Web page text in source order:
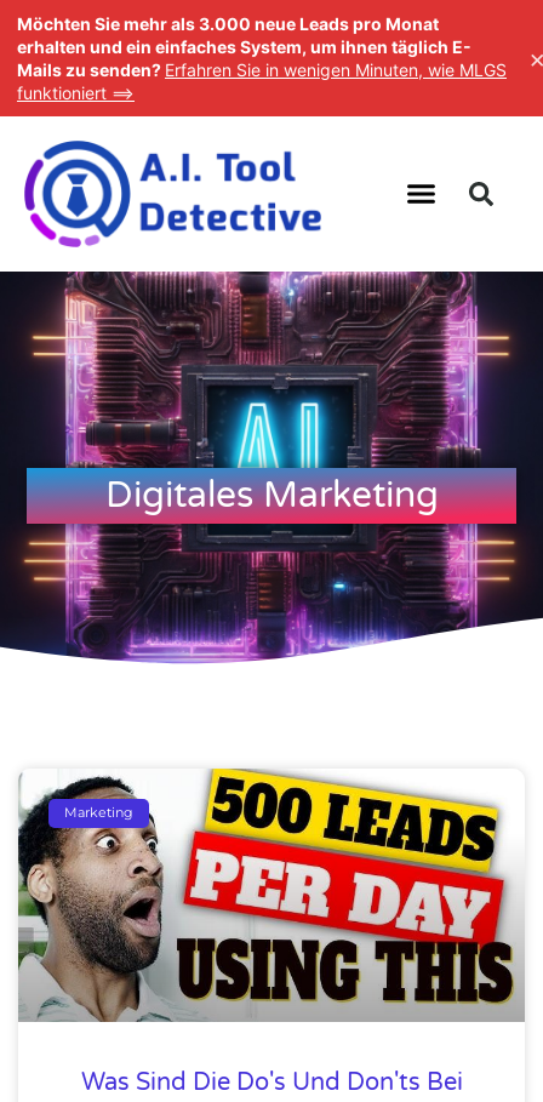
Digitales Marketing
Marketing
Was Sind Die Do's Und Don'ts Bei
Möchten Sie mehr als 3.000 neue Leads pro Monat
erhalten und ein einfaches System, um ihnen täglich E-
Mails zu senden? Erfahren Sie in wenigen Minuten, wie
MLGS funktioniert ==>